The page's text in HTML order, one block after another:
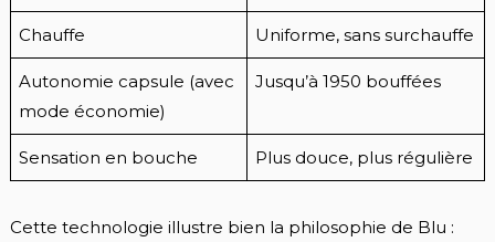
Chauffe Uniforme, sans surchauffe
Autonomie capsule (avec
mode économie)
Jusqu’à 1950 bouffées
Sensation en bouche Plus douce, plus régulière
Cette technologie illustre bien la philosophie de Blu :